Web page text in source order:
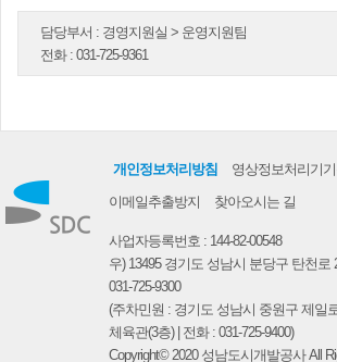
담당부서 : 경영지원실 > 운영지원팀
전화 : 031-725-9361
개인정보처리방침
영상정보처리기
이메일추출방지
찾아오시는 길
사업자등록번호 : 144-82-00548
우) 13495 경기도 성남시 분당구 탄천로
031-725-9300
(주차민원 : 경기도 성남시 중원구 제일
체육관(3층) | 전화 : 031-725-9400)
Copyright© 2020 성남도시개발공사 All